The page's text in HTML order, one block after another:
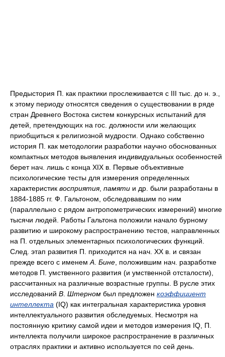
Предыстория П. как практики прослеживается с III тыс. до н. э.,
к этому периоду относятся сведения о существовании в ряде
стран Древнего Востока систем конкурсных испытаний для
детей, претендующих на гос. должности или желающих
приобщиться к религиозной мудрости. Однако собственно
история П. как методологии разработки научно обоснованных
компактных методов выявления индивидуальных особенностей
берет нач. лишь с конца XIX в. Первые объективные
психологические тесты для измерения определенных
характеристик восприятия, памяти и др. были разработаны в
1884-1885 гг. Ф. Гальтоном, обследовавшим по ним
(параллельно с рядом антропометрических измерений) многие
тысячи людей. Работы Гальтона положили начало бурному
развитию и широкому распространению тестов, направленных
на П. отдельных элементарных психологических функций.
След. этап развития П. приходится на нач. XX в. и связан
прежде всего с именем А Бине , положившим нач. разработке
методов П. умственного развития (и умственной отсталости),
рассчитанных на различные возрастные группы. В русле этих
исследований В Штерном был предложен коэффициент
интеллекта (IQ) как интегральная характеристика уровня
интеллектуального развития обследуемых. Несмотря на
постоянную критику самой идеи и методов измерения IQ, П.
интеллекта получили широкое распространение в различных
отраслях практики и активно используется по сей день.